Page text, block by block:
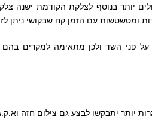
יותר בנוסף לצלקת הקודמת ישנה
ומטשטשות עם הזמן קח שבקושי ניתן
פני השד ולכן מתאימה למקרים בהם
יותר יתבקשו לבצע גם צילום חזה